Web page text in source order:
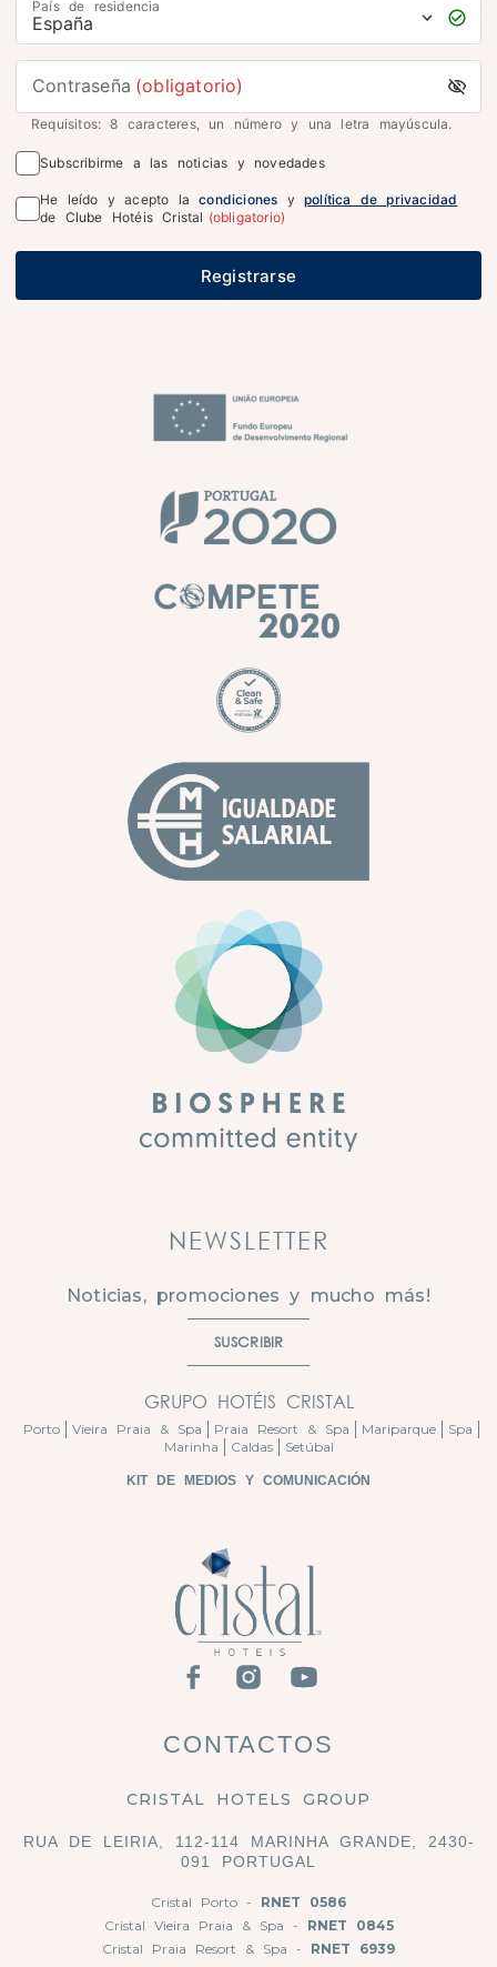
País de residencia
Contraseña (obligatorio)
Requisitos: 8 caracteres, un número y una letra mayúscula.
Subscribirme a las noticias y novedades
He leído y acepto lacondiciones ypolítica de privacidad
de Clube Hotéis Cristal (obligatorio)
Registrarse
CONTACTOS
CRISTAL HOTELS GROUP
RUA DE LEIRIA, 112-114 MARINHA GRANDE, 2430-
091 PORTUGAL
Cristal Porto - RNET 0586
Cristal Vieira Praia & Spa - RNET 0845
Cristal Praia Resort & Spa - RNET 6939
NEWSLETTER
Noticias, promociones y mucho más!
SUSCRIBIR
GRUPO HOTÉIS CRISTAL
Porto Vieira Praia & Spa Praia Resort & Spa Mariparque
Spa
Marinha
Caldas Setúbal
KIT DE MEDIOS Y COMUNICACIÓN